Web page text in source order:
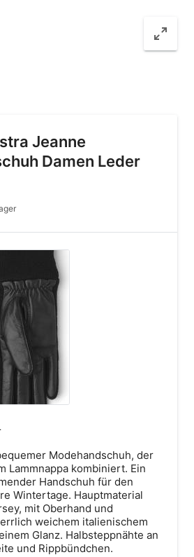
Jeanne
Damen Leder
Modehandschuh, der
Lammnappa kombiniert. Ein
Handschuh für den
Wintertage. Hauptmaterial
mit Oberhand und
weichem italienischem
Glanz. Halbsteppnähte an
und Rippbündchen.